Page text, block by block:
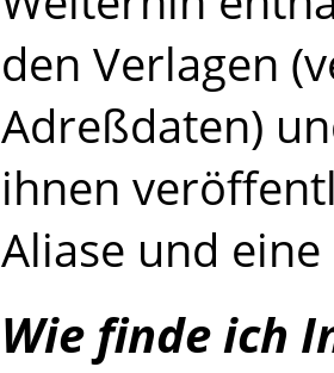
den Verlagen
Adreßdaten)
ihnen
Aliase und
Wie finde ich